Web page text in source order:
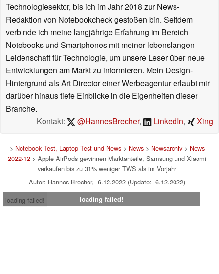
Technologiesektor, bis ich im Jahr 2018 zur News-
Redaktion von Notebookcheck gestoßen bin. Seitdem
verbinde ich meine langjährige Erfahrung im Bereich
Notebooks und Smartphones mit meiner lebenslangen
Leidenschaft für Technologie, um unsere Leser über neue
Entwicklungen am Markt zu informieren. Mein Design-
Hintergrund als Art Director einer Werbeagentur erlaubt mir
darüber hinaus tiefe Einblicke in die Eigenheiten dieser
Branche.
Kontakt:
@HannesBrecher, LinkedIn, Xing
> Notebook Test, Laptop Test und News> News> Newsarchiv> News
2022-12 > Apple AirPods gewinnen Marktanteile, Samsung und Xiaomi
verkaufen bis zu 31% weniger TWS als im Vorjahr
Autor: Hannes Brecher, 6.12.2022 (Update: 6.12.2022)
loading failed!
loading failed!